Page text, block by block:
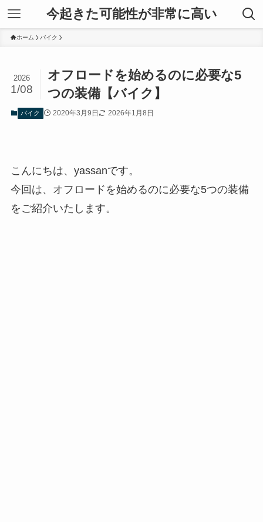
今起きた可能性が非常に高い
ホーム バイク
オフロードを始めるのに必要な5
つの装備【バイク】
2026
1/08
バイク 2020年3月9日 2026年1月8日
こんにちは、yassanです。
今回は、オフロードを始めるのに必要な5つの装備
をご紹介いたします。